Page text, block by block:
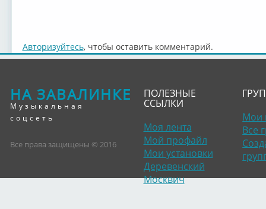
Авторизуйтесь, чтобы оставить комментарий.
НА ЗАВАЛИНКЕ
Музыкальная
соцсеть
Все права защищены © 2016
ПОЛЕЗНЫЕ
ССЫЛКИ
Моя лента
Мой профайл
Мои установки
Деревенский
Москвич
Мои
Все